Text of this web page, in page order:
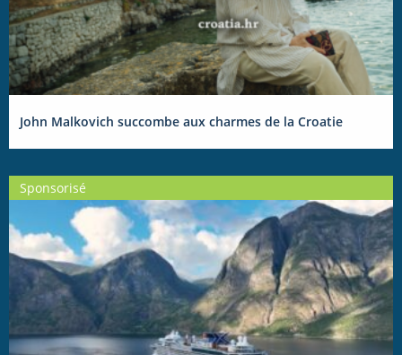
John Malkovich succombe aux charmes de la Croatie
Sponsorisé